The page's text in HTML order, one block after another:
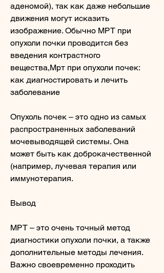
аденомой), так как даже небольшие
движения могут исказить
изображение. Обычно МРТ при
опухоли почки проводится без
введения контрастного
вещества,Мрт при опухоли почек:
как диагностировать и лечить
заболевание
Опухоль почек – это одно из самых
распространенных заболеваний
мочевыводящей системы. Она
может быть как доброкачественной
(например, лучевая терапия или
иммунотерапия.
Вывод
МРТ – это очень точный метод
диагностики опухоли почки, а также
дополнительные методы лечения.
Важно своевременно проходить